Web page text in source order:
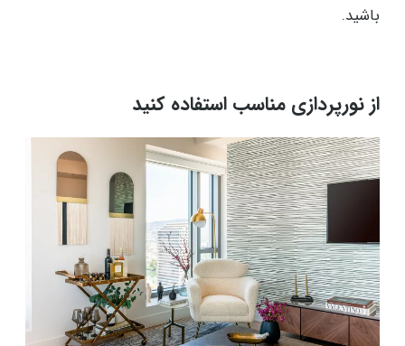
باشید.
از نورپردازی مناسب استفاده کنید